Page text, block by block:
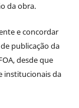
da obra.
e concordar
publicação da
desde que
institucionais da